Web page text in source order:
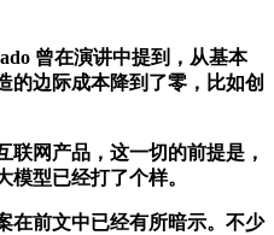
曾在演讲中提到，从基本
的边际成本降到了零，比如创
网产品，这一切的前提是，
型已经打了个样。
前文中已经有所暗示。不少